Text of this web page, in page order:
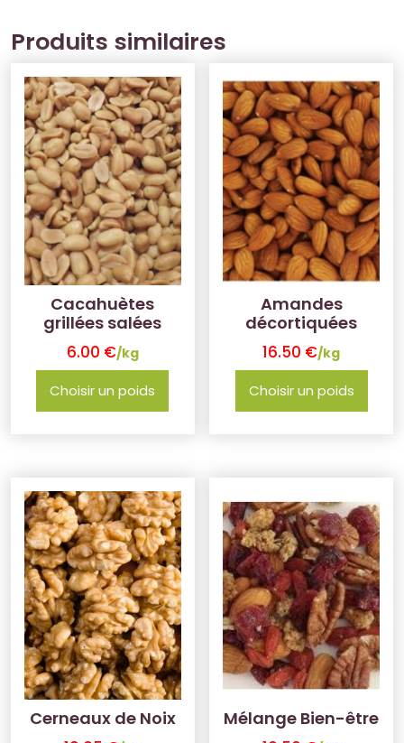
Produits similaires
Cacahuètes
grillées salées
6.00 €/kg
Choisir un poids
Amandes
décortiquées
16.50 €/kg
Choisir un poids
Cerneaux de Noix Mélange Bien-être